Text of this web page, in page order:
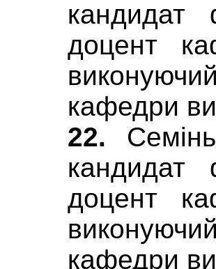
кандидат
доцент
кафедри
22.
кандидат
доцент
кафедри